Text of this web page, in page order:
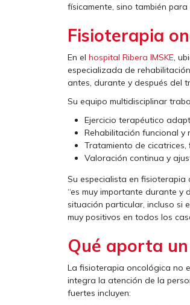
físicamente, sino también
Fisioterapia
En el hospital Ribera IMSKE,
especializada de
antes, durante y después del
Su equipo multidisciplinar
Ejercicio terapéutico
Rehabilitación funcional y
Tratamiento de
Valoración continua y
Su especialista en fisioterapia
“es muy importante durante y
situación particular, incluso si
muy positivos en todos los
Qué aporta
La fisioterapia oncológica no
integra la atención de la
fuertes incluyen: